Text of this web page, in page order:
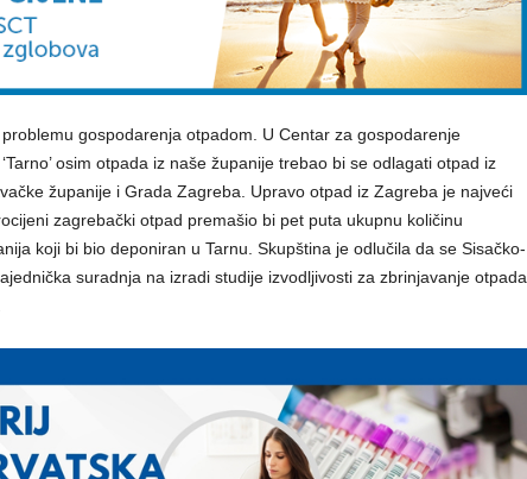
gospodarenja otpadom. U Centar za gospodarenje
osim otpada iz naše županije trebao bi se odlagati otpad iz
županije i Grada Zagreba. Upravo otpad iz Zagreba je najveći
zagrebački otpad premašio bi pet puta ukupnu količinu
koji bi bio deponiran u Tarnu. Skupština je odlučila da se Sisačko-
suradnja na izradi studije izvodljivosti za zbrinjavanje otpada